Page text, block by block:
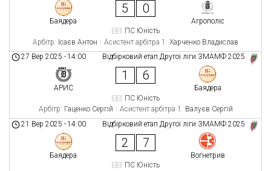
Баядера
5 0
Агрополіс
ПС Юність
Арбітр: Ісаєв Антон Асистент арбітра 1: Харченко Владислав
Відбірковий етап Другої ліги ЗМАМФ 2025
27 Вер 2025 -14:00
АРИС
1 6
Баядера
ПС Юність
Арбітр: Гаценко Сергій Асистент арбітра 1: Валуєв Сергій
Відбірковий етап Другої ліги ЗМАМФ 2025
21 Вер 2025 -14:00
Баядера
2 7
Вогнетрив
ПС Юність